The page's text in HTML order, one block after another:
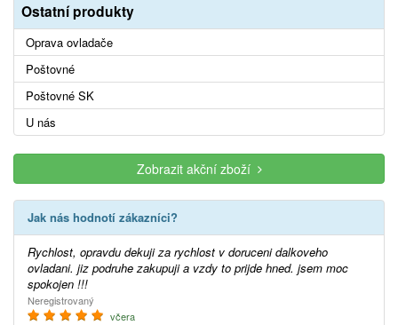
Ostatní produkty
Oprava ovladače
Poštovné
Poštovné SK
U nás
Zobrazit akční zboží
Jak nás hodnotí zákazníci?
Rychlost, opravdu dekuji za rychlost v doruceni dalkoveho
ovladani. jiz podruhe zakupuji a vzdy to prijde hned. jsem moc
spokojen !!!
Neregistrovaný
včera